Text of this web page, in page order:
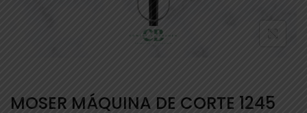
MOSER MÁQUINA DE CORTE 1245